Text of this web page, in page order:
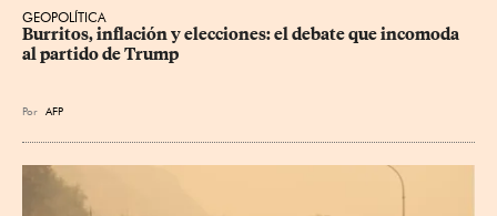
GEOPOLÍTICA
Burritos, inflación y elecciones: el debate que incomoda
al partido de Trump
Por AFP